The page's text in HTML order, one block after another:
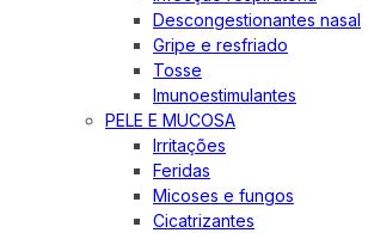
Descongestionantes nasal
Gripe e resfriado
Tosse
Imunoestimulantes
PELE E MUCOSA
Irritações
Feridas
Micoses e fungos
Cicatrizantes